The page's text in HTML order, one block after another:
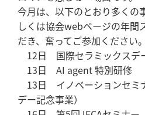
今月は、以下のとおり多くの
しくは協会webページの年間
だき、奮ってご参加ください。
12日 国際セラミックスデ
13日 AI agent 特別研修
13日 イノベーションセミ
デー記念事業）